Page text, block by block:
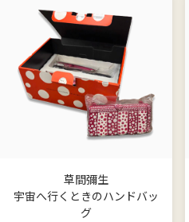
草間彌生
宇宙へ行くときのハンドバッ
グ